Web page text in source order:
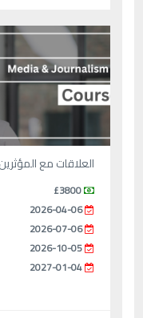
العلاقات مع
£3800
2026-04-06
2026-07-06
2026-10-05
2027-01-04